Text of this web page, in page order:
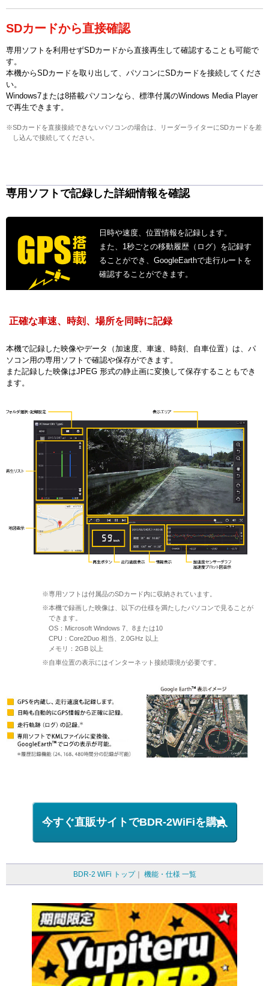
SDカードから直接確認
専用ソフトを利用せずSDカードから直接再生して確認することも可能で
す。
本機からSDカードを取り出して、パソコンにSDカードを接続してくださ
い。
Windows7または8搭載パソコンなら、標準付属のWindows Media Player
で再生できます。
※SDカードを直接接続できないパソコンの場合は、リーダーライターにSDカードを差
し込んで接続してください。
専用ソフトで記録した詳細情報を確認
日時や速度、位置情報を記録します。
また、1秒ごとの移動履歴（ログ）を記録す
ることができ、GoogleEarthで走行ルートを
確認することができます。
正確な車速、時刻、場所を同時に記録
本機で記録した映像やデータ（加速度、車速、時刻、自車位置）は、パ
ソコン用の専用ソフトで確認や保存ができます。
また記録した映像はJPEG 形式の静止画に変換して保存することもでき
ます。
※専用ソフトは付属品のSDカード内に収納されています。
※本機で録画した映像は、以下の仕様を満たしたパソコンで見ることが
できます。
OS：Microsoft Windows 7、8または10
CPU：Core2Duo 相当、2.0GHz 以上
メモリ：2GB 以上
※自車位置の表示にはインターネット接続環境が必要です。
今すぐ直販サイトでBDR-2WiFiを購入
BDR-2 WiFi トップ｜ 機能・仕様 一覧